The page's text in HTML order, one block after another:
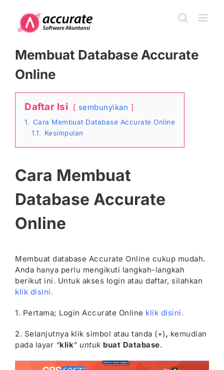
content
Membuat Database Accurate
Online
Daftar Isi sembunyikan
1. Cara Membuat Database Accurate Online
1.1. Kesimpulan
Cara Membuat
Database Accurate
Online
Membuat database Accurate Online cukup mudah.
Anda hanya perlu mengikuti langkah-langkah
berikut ini. Untuk akses login atau daftar, silahkan
klik disini.
1. Pertama; Login Accurate Online klik disini.
2. Selanjutnya klik simbol atau tanda (+), kemudian
pada layar “klik” untuk buat Database.